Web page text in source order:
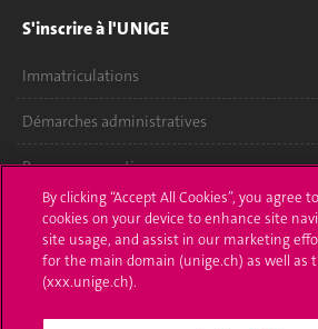
S'inscrire à l'UNIGE
Immatriculations
Démarches administratives
Poser une question
L'UNIGE vous informe
UNIGE Mobile
By clicking “Accept All Cookies”, you agree
cookies on your device to enhance site
site usage, and assist in our marketing
for the main domain (unige.ch) as well as
(xxx.unige.ch).